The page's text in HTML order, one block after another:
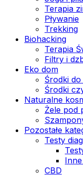
Terapia
Pływanie
Trekking
Biohacking
Terapia
Filtry i
Eko dom
Środki
Środki
Naturalne
Żele pod
Pozostałe
Testy
CBD